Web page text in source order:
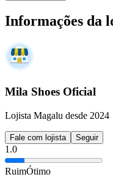
Informações da
Mila Shoes Oficial
Lojista Magalu desde 2024
Fale com lojista Seguir
1.0
RuimÓtimo